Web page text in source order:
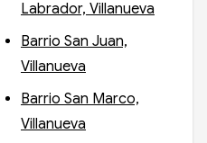
Labrador, Villanueva
Barrio San Juan,
Villanueva
Barrio San Marco,
Villanueva